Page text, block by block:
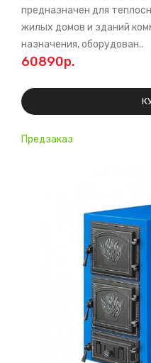
Предзаказ
предназначен для
жилых домов и зданий
назначения, оборудован..
60890р.